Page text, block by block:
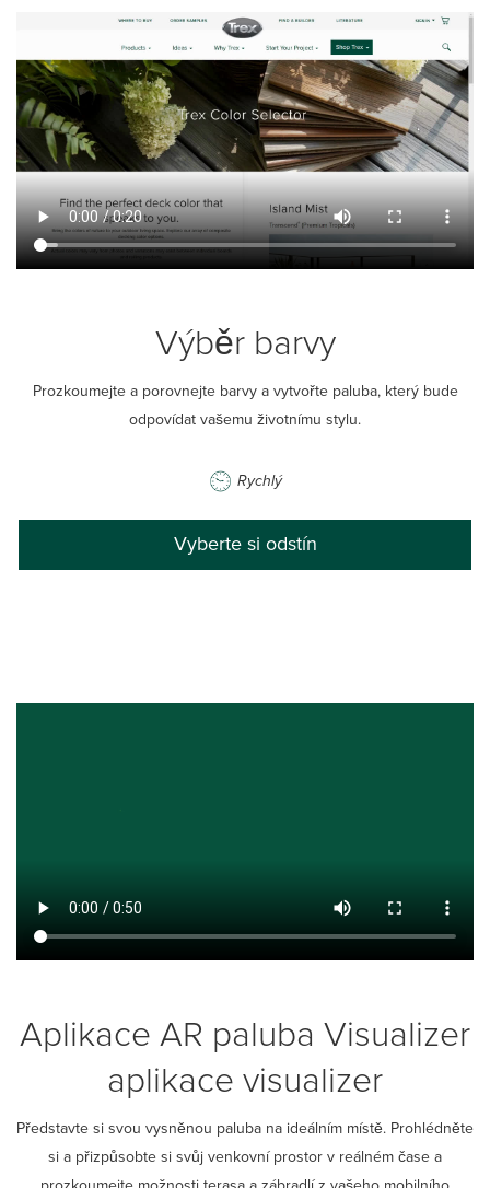
Výběr barvy
Prozkoumejte a porovnejte barvy a vytvořte paluba, který bude
odpovídat vašemu životnímu stylu.
Rychlý
Vyberte si odstín
Aplikace AR paluba Visualizer
aplikace visualizer
Představte si svou vysněnou paluba na ideálním místě. Prohlédněte
si a přizpůsobte si svůj venkovní prostor v reálném čase a